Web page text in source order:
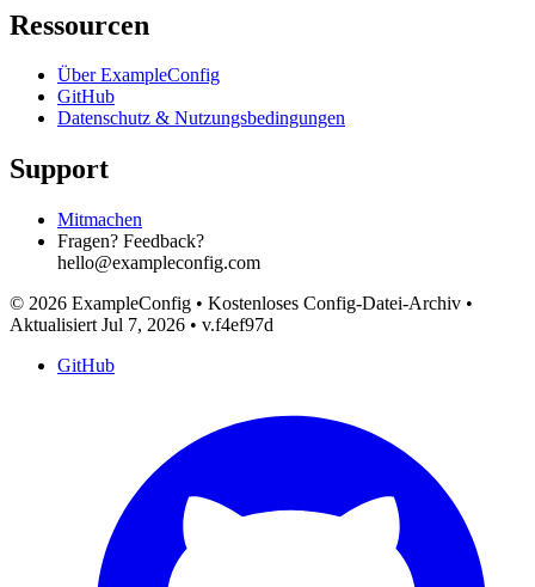
Ressourcen
Über ExampleConfig
GitHub
Datenschutz & Nutzungsbedingungen
Support
Mitmachen
Fragen? Feedback?
hello@exampleconfig.com
© 2026 ExampleConfig • Kostenloses Config-Datei-Archiv •
Aktualisiert Jul 7, 2026 • v.f4ef97d
GitHub